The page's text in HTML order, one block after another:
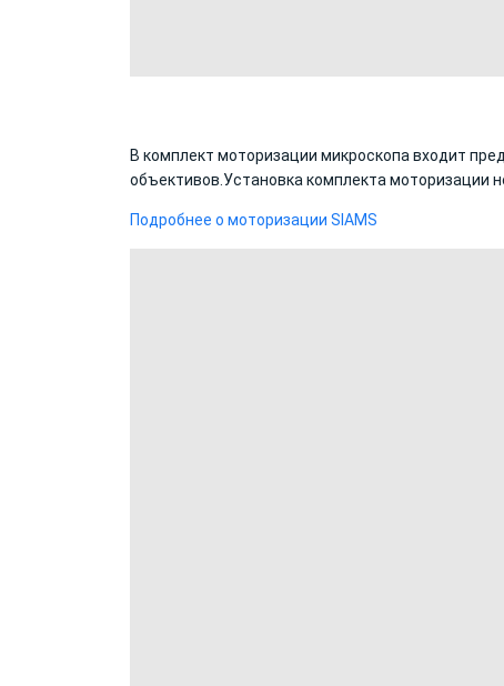
В комплект моторизации микроскопа входит
объективов.Установка комплекта моторизации
Подробнее о моторизации SIAMS